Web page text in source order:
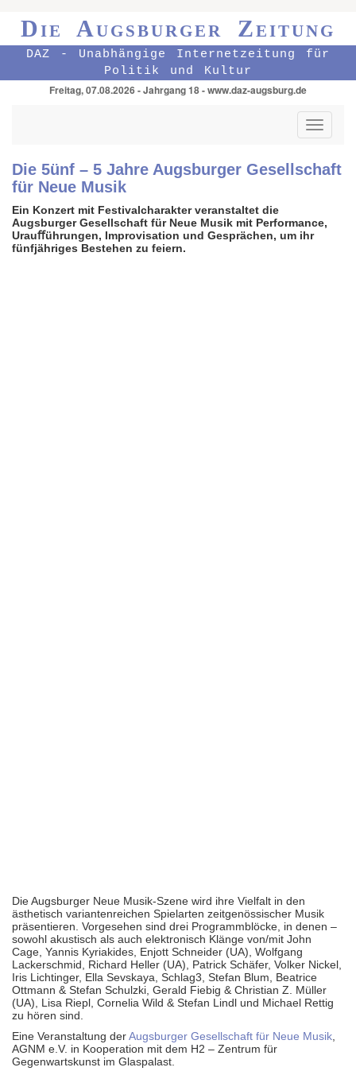
Die Augsburger Zeitung
DAZ - Unabhängige Internetzeitung für
Politik und Kultur
Freitag, 07.08.2026 - Jahrgang 18 - www.daz-augsburg.de
Toggle
Die 5ünf – 5 Jahre Augsburger Gesellschaft
für Neue Musik
Ein Konzert mit Festivalcharakter veranstaltet die
Augsburger Gesellschaft für Neue Musik mit Performance,
Urauﬀührungen, Improvisation und Gesprächen, um ihr
fünfjähriges Bestehen zu feiern.
Die Augsburger Neue Musik-Szene wird ihre Vielfalt in den
ästhetisch variantenreichen Spielarten zeitgenössischer Musik
präsentieren. Vorgesehen sind drei Programmblöcke, in denen –
sowohl akustisch als auch elektronisch Klänge von/mit John
Cage, Yannis Kyriakides, Enjott Schneider (UA), Wolfgang
Lackerschmid, Richard Heller (UA), Patrick Schäfer, Volker Nickel,
Iris Lichtinger, Ella Sevskaya, Schlag3, Stefan Blum, Beatrice
Ottmann & Stefan Schulzki, Gerald Fiebig & Christian Z. Müller
(UA), Lisa Riepl, Cornelia Wild & Stefan Lindl und Michael Rettig
zu hören sind.
Eine Veranstaltung derAugsburger Gesellschaft für Neue Musik
AGNM e.V. in Kooperation mit dem H2 – Zentrum für
Gegenwartskunst im Glaspalast.